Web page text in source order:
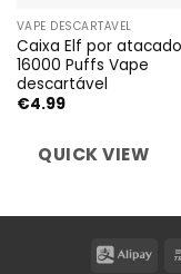
VAPE DESCARTÁVEL
Caixa Elf por atacado
16000 Puffs Vape
descartável
€4.99
QUICK VIEW